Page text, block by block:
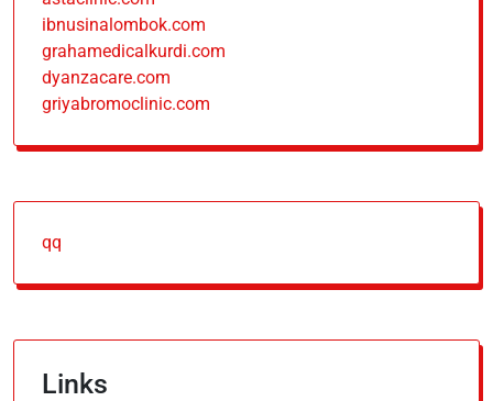
ibnusinalombok.com
grahamedicalkurdi.com
dyanzacare.com
griyabromoclinic.com
qq
Links